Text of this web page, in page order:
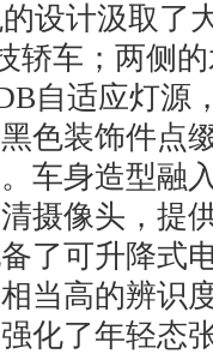
设计汲取了
轿车；两侧
自适应灯源
色装饰件点
车身造型融
摄像头，提
了可升降式
当高的辨识
化了年轻态